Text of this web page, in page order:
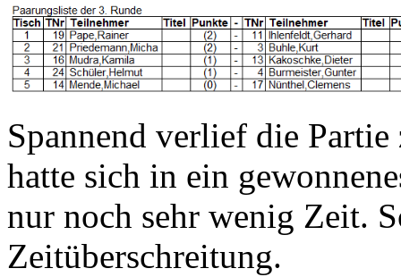
Spannend verlief die
hatte sich in ein
nur noch sehr wenig Zeit.
Zeitüberschreitung.